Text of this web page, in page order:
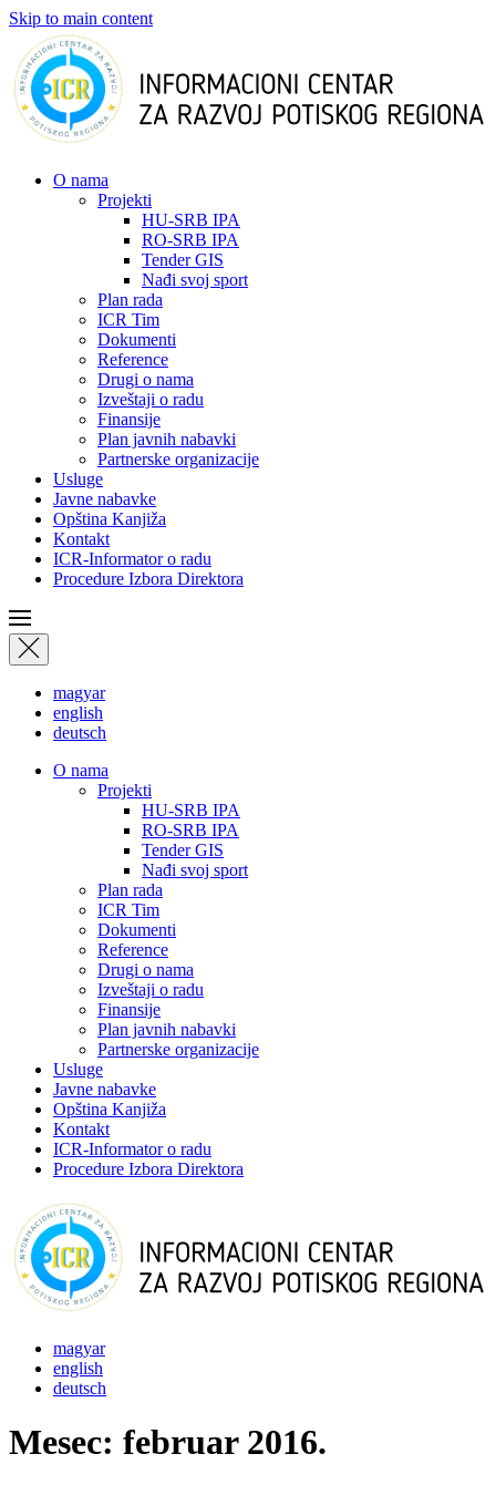
Skip to main content
О nama
Projekti
HU-SRB IPA
RO-SRB IPA
Tender GIS
Nađi svoj sport
Plan rada
ICR Tim
Dokumenti
Reference
Drugi o nama
Izveštaji o radu
Finansije
Plan javnih nabavki
Partnerske organizacije
Usluge
Javne nabavke
Opština Kanjiža
Kontakt
ICR-Informator o radu
Procedure Izbora Direktora
magyar
english
deutsch
О nama
Projekti
HU-SRB IPA
RO-SRB IPA
Tender GIS
Nađi svoj sport
Plan rada
ICR Tim
Dokumenti
Reference
Drugi o nama
Izveštaji o radu
Finansije
Plan javnih nabavki
Partnerske organizacije
Usluge
Javne nabavke
Opština Kanjiža
Kontakt
ICR-Informator o radu
Procedure Izbora Direktora
magyar
english
deutsch
Mesec: februar 2016.